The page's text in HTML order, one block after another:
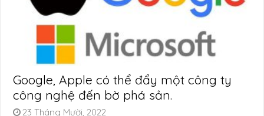
Google, Apple có thể đẩy một công ty
công nghệ đến bờ phá sản.
23 Tháng Mười, 2022